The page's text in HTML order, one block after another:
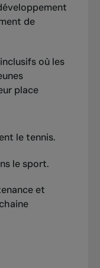
de
où les
place
le tennis.
le sport.
et